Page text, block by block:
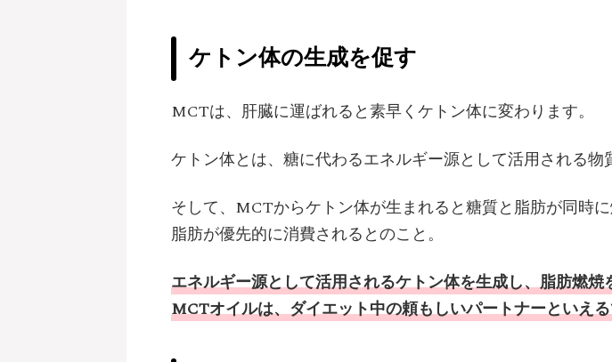
ケトン体の生成を促す
MCTは、肝臓に運ばれると素早くケトン体に変わります。
ケトン体とは、糖に代わるエネルギー源として活用される物
そして、MCTからケトン体が生まれると糖質と脂肪が同時
脂肪が優先的に消費されるとのこと。
エネルギー源として活用されるケトン体を生成し、脂肪燃焼
MCTオイルは、ダイエット中の頼もしいパートナーといえ